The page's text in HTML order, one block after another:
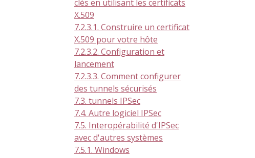
clés en utilisant les certificats
X.509
7.2.3.1. Construire un certificat
X.509 pour votre hôte
7.2.3.2. Configuration et
lancement
7.2.3.3. Comment configurer
des tunnels sécurisés
7.3. tunnels IPSec
7.4. Autre logiciel IPSec
7.5. Interopérabilité d'IPSec
avec d'autres systèmes
7.5.1. Windows